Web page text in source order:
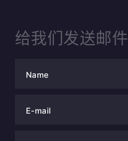
给我们发送邮件
Name
E-mail